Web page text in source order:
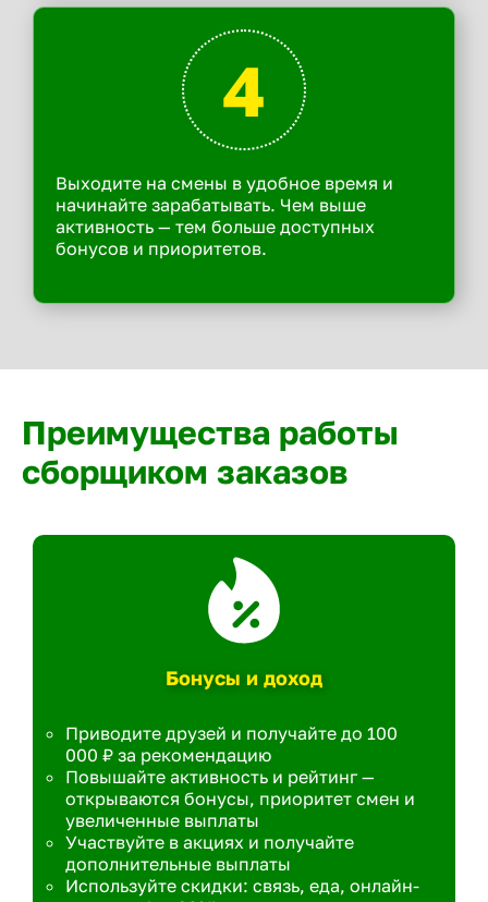
4
Выходите на смены в удобное время и
начинайте зарабатывать. Чем выше
активность — тем больше доступных
бонусов и приоритетов.
Преимущества работы
сборщиком заказов
Бонусы и доход
Приводите друзей и получайте до 100
000 ₽ за рекомендацию
Повышайте активность и рейтинг —
открываются бонусы, приоритет смен и
увеличенные выплаты
Участвуйте в акциях и получайте
дополнительные выплаты
Используйте скидки: связь, еда, онлайн-